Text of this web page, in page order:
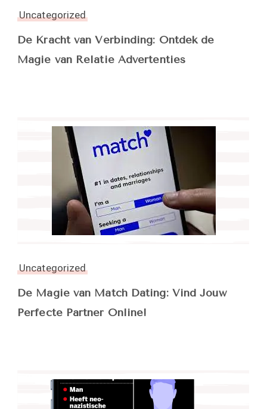
Uncategorized
De Kracht van Verbinding: Ontdek de
Magie van Relatie Advertenties
Uncategorized
De Magie van Match Dating: Vind Jouw
Perfecte Partner Online!